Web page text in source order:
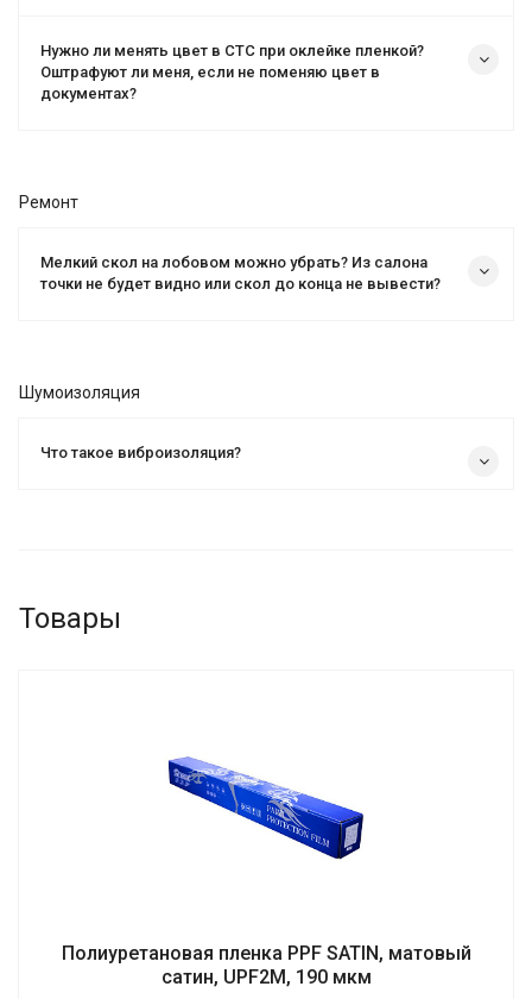
Нужно ли менять цвет в СТС при оклейке пленкой?
Оштрафуют ли меня, если не поменяю цвет в
документах?
Ремонт
Мелкий скол на лобовом можно убрать? Из салона
точки не будет видно или скол до конца не вывести?
Шумоизоляция
Что такое виброизоляция?
Товары
Полиуретановая пленка PPF SATIN, матовый
сатин, UPF2M, 190 мкм